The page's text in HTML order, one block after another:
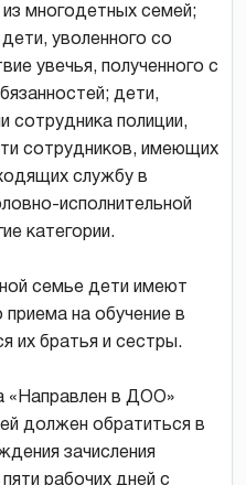
многодетных семей;
уволенного со
увечья, полученного с
дети,
сотрудника полиции,
сотрудников, имеющих
службу в
исполнительной
категории.
семье дети имеют
на обучение в
их братья и сестры.
«Направлен в ДОО»
должен обратиться в
зачисления
рабочих дней с